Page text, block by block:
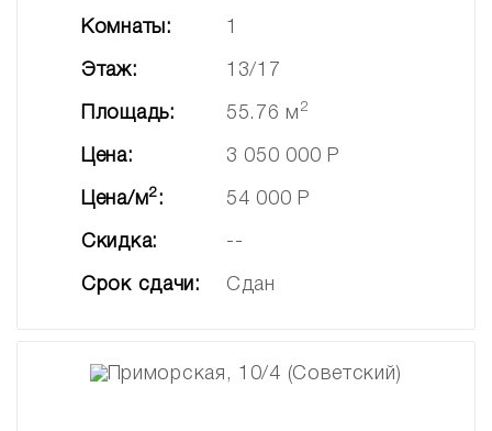
Комнаты: 1
Этаж: 13/17
Площадь: 55.76 м 2
Цена: 3 050 000 Р
Цена/м2: 54 000 Р
Скидка: --
Срок сдачи: Сдан